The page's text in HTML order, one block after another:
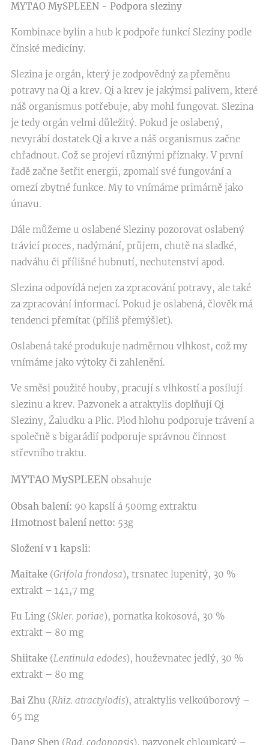
MYTAO MySPLEEN - Podpora sleziny
Kombinace bylin a hub k podpoře funkcí Sleziny podle
čínské medicíny.
Slezina je orgán, který je zodpovědný za přeměnu
potravy na Qi a krev. Qi a krev je jakýmsi palivem, které
náš organismus potřebuje, aby mohl fungovat. Slezina
je tedy orgán velmi důležitý. Pokud je oslabený,
nevyrábí dostatek Qi a krve a náš organismus začne
chřadnout. Což se projeví různými příznaky. V první
řadě začne šetřit energii, zpomalí své fungování a
omezí zbytné funkce. My to vnímáme primárně jako
únavu.
Dále můžeme u oslabené Sleziny pozorovat oslabený
trávicí proces, nadýmání, průjem, chutě na sladké,
nadváhu či přílišné hubnutí, nechutenství apod.
Slezina odpovídá nejen za zpracování potravy, ale také
za zpracování informací. Pokud je oslabená, člověk má
tendenci přemítat (příliš přemýšlet).
Oslabená také produkuje nadměrnou vlhkost, což my
vnímáme jako výtoky či zahlenění.
Ve směsi použité houby, pracují s vlhkostí a posilují
slezinu a krev. Pazvonek a atraktylis doplňují Qi
Sleziny, Žaludku a Plic. Plod hlohu podporuje trávení a
společně s bigarádií podporuje správnou činnost
střevního traktu.
MYTAO MySPLEEN obsahuje
Obsah balení: 90 kapslí á 500mg extraktu
Hmotnost balení netto: 53g
Složení v 1 kapsli:
Maitake (Grifola frondosa), trsnatec lupenitý, 30 %
extrakt – 141,7 mg
Fu Ling (Skler. poriae), pornatka kokosová, 30 %
extrakt – 80 mg
Shiitake (Lentinula edodes), houževnatec jedlý, 30 %
extrakt – 80 mg
Bai Zhu (Rhiz. atractylodis), atraktylis velkoúborový –
65 mg
Dang Shen (Rad. codonopsis), pazvonek chloupkatý –